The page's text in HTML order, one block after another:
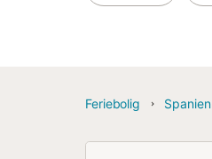
Feriebolig Spanien